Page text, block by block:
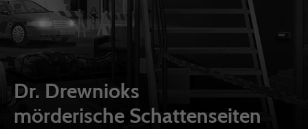
Dr. Drewnioks
mörderische Schattenseiten